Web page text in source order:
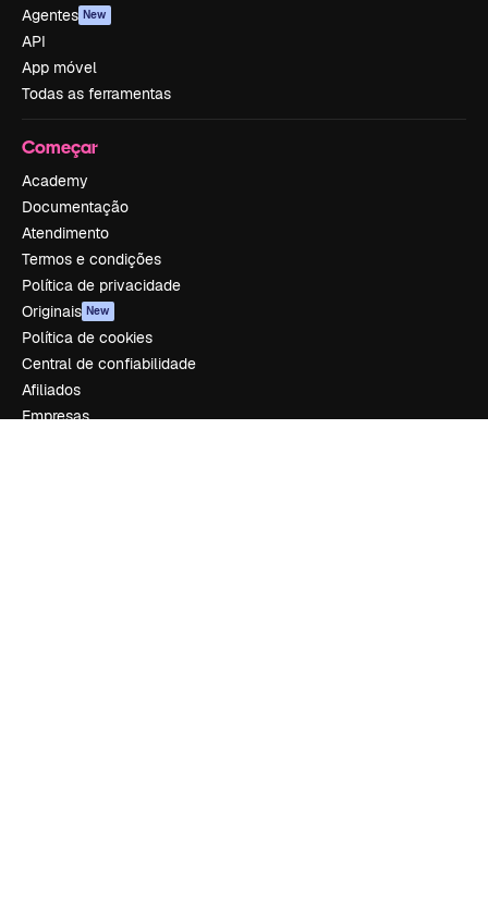
Agentes New
API
App móvel
Todas as ferramentas
Começar
Academy
Documentação
Atendimento
Termos e condições
Política de privacidade
Originais New
Política de cookies
Central de confiabilidade
Afiliados
Empresas